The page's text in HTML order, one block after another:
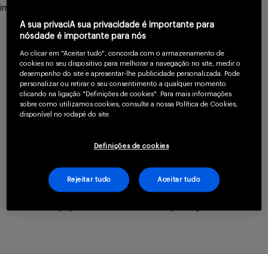
Serviços
Sobre
importância.
Para continuar lendo
confirme que você é
um profissional da
CLIQUE AQUI PARA SE CADASTRAR
A sua privaciA sua privacidade é importante para
nósdade é importante para nós
Ao clicar em "Aceitar tudo", concorda com o armazenamento de
cookies no seu dispositivo para melhorar a navegação no site, medir o
desempenho do site e apresentar-lhe publicidade personalizada. Pode
personalizar ou retirar o seu consentimento a qualquer momento
clicando na ligação "Definições de cookies". Para mais informações
sobre como utilizamos cookies, consulte a nossa Política de Cookies,
disponível no rodapé do site.
Definições de cookies
Rejeitar tudo Aceitar tudo